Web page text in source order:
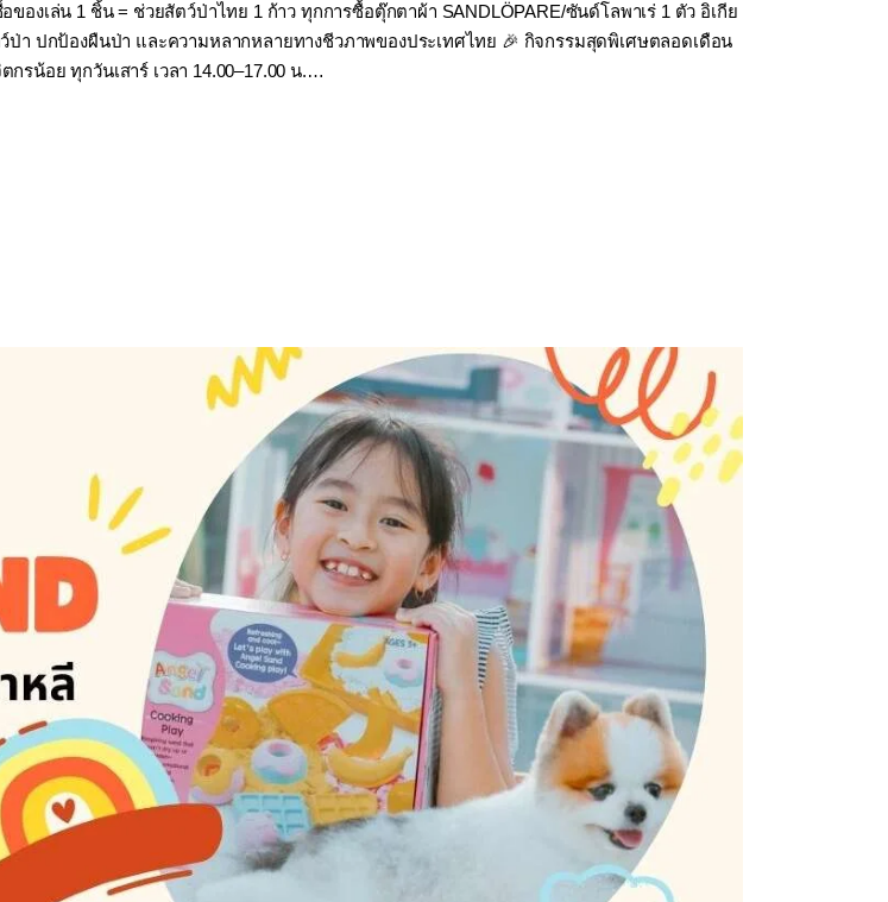
งเล่น 1 ชิ้น = ช่วยสัตว์ป่าไทย 1 ก้าว ทุกการซื้อตุ๊กตาผ้า SANDLÖPARE/ซันด์โลพาเร่ 1 ตัว อิเกีย
า ปกป้องผืนป่า และความหลากหลายทางชีวภาพของประเทศไทย 🎉 กิจกรรมสุดพิเศษตลอดเดือน
น้อย ทุกวันเสาร์ เวลา 14.00–17.00 น.…